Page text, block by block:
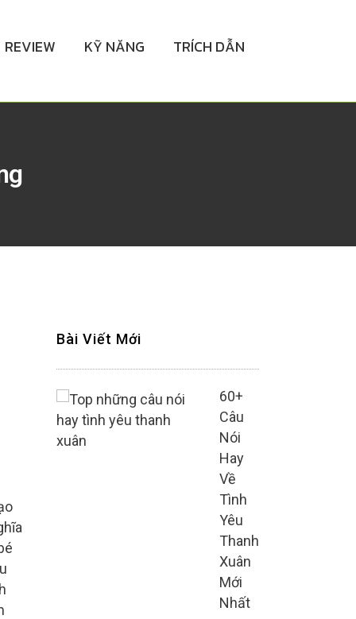
REVIEW KỸ NĂNG TRÍCH DẪN
Bài Viết Mới
60+
Câu
Nói
Hay
Về
Tình
Yêu
Thanh
Xuân
Mới
Nhất